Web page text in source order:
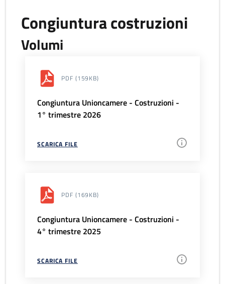
Congiuntura costruzioni
Volumi
PDF (159KB)
Congiuntura Unioncamere - Costruzioni -
1° trimestre 2026
SCARICA FILE
PDF (169KB)
Congiuntura Unioncamere - Costruzioni -
4° trimestre 2025
SCARICA FILE